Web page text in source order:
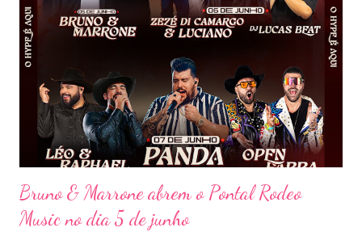
registrada da carreira da dupla, oferecendo ao público um show
imersivo, com horas de duração, que mistura grandes clássicos
do sertanejo com homenagens a outros gêneros. No palco,
Bruninho & Davi transitam com naturalidade entre os seus hits e
releituras de artistas como Sandy & Junior, CPM 22 e
Detonautas, cria...
Bruno & Marrone abrem o Pontal Rodeo
Music no dia 5 de junho